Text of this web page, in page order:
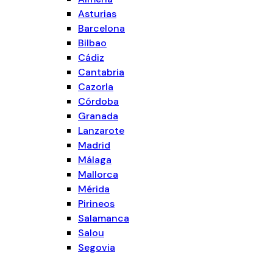
Asturias
Barcelona
Bilbao
Cádiz
Cantabria
Cazorla
Córdoba
Granada
Lanzarote
Madrid
Málaga
Mallorca
Mérida
Pirineos
Salamanca
Salou
Segovia